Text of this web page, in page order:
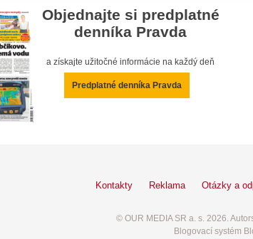
Objednajte si predplatné
denníka Pravda
a získajte užitočné informácie na každý deň
Predplatné denníka Pravda
Kontakty Reklama Otázky a
© OUR MEDIA SR a. s. 2026.
Blogovací systém